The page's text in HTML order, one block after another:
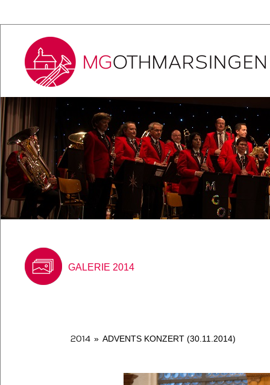
GALERIE 2014
2014 » ADVENTS KONZERT (30.11.2014)